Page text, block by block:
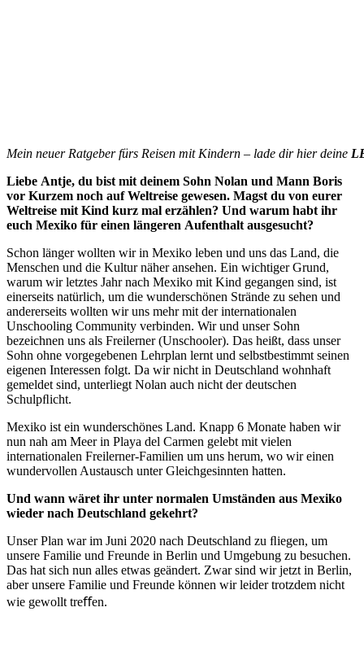
Mein neuer Ratgeber fürs Reisen mit Kindern – lade dir hier deine
Liebe Antje, du bist mit deinem Sohn Nolan und Mann Boris
vor Kurzem noch auf Weltreise gewesen. Magst du von eurer
Weltreise mit Kind kurz mal erzählen? Und warum habt ihr
euch Mexiko für einen längeren Aufenthalt ausgesucht?
Schon länger wollten wir in Mexiko leben und uns das Land, die
Menschen und die Kultur näher ansehen. Ein wichtiger Grund,
warum wir letztes Jahr nach Mexiko mit Kind gegangen sind, ist
einerseits natürlich, um die wunderschönen Strände zu sehen und
andererseits wollten wir uns mehr mit der internationalen
Unschooling Community verbinden. Wir und unser Sohn
bezeichnen uns als Freilerner (Unschooler). Das heißt, dass unser
Sohn ohne vorgegebenen Lehrplan lernt und selbstbestimmt seinen
eigenen Interessen folgt. Da wir nicht in Deutschland wohnhaft
gemeldet sind, unterliegt Nolan auch nicht der deutschen
Schulpﬂicht.
Mexiko ist ein wunderschönes Land. Knapp 6 Monate haben wir
nun nah am Meer in Playa del Carmen gelebt mit vielen
internationalen Freilerner-Familien um uns herum, wo wir einen
wundervollen Austausch unter Gleichgesinnten hatten.
Und wann wäret ihr unter normalen Umständen aus Mexiko
wieder nach Deutschland gekehrt?
Unser Plan war im Juni 2020 nach Deutschland zu ﬂiegen, um
unsere Familie und Freunde in Berlin und Umgebung zu besuchen.
Das hat sich nun alles etwas geändert. Zwar sind wir jetzt in Berlin,
aber unsere Familie und Freunde können wir leider trotzdem nicht
wie gewollt treﬀen.